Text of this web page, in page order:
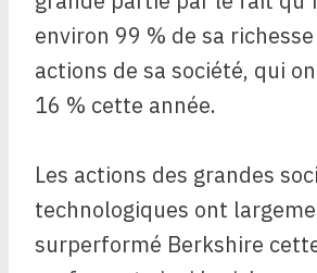
environ 99 % de sa
actions de sa société, qui
16 % cette année.
Les actions des grandes
technologiques ont
surperformé Berkshire